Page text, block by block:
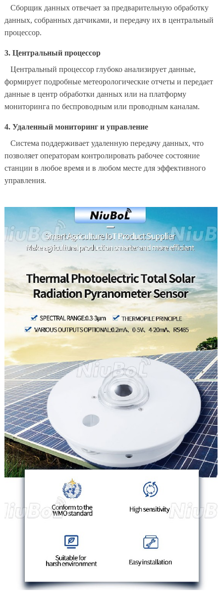
Сборщик данных отвечает за предварительную обработку
данных, собранных датчиками, и передачу их в центральный
процессор.
3. Центральный процессор
Центральный процессор глубоко анализирует данные,
формирует подробные метеорологические отчеты и передает
данные в центр обработки данных или на платформу
мониторинга по беспроводным или проводным каналам.
4. Удаленный мониторинг и управление
Система поддерживает удаленную передачу данных, что
позволяет операторам контролировать рабочее состояние
станции в любое время и в любом месте для эффективного
управления.